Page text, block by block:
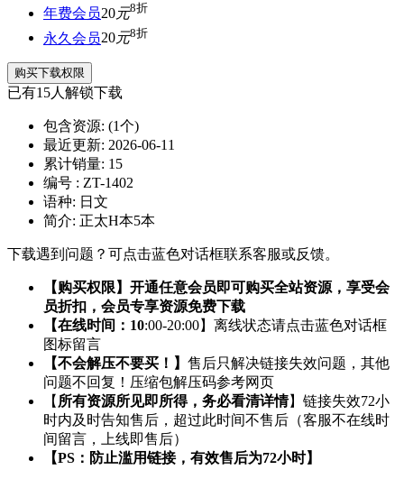
年费会员20元8折
永久会员20元8折
购买下载权限
已有15人解锁下载
包含资源: (1个)
最近更新: 2026-06-11
累计销量: 15
编号 : ZT-1402
语种: 日文
简介: 正太H本5本
下载遇到问题？可点击蓝色对话框联系客服或反馈。
【购买权限】开通任意会员即可购买全站资源，享受会
员折扣，会员专享资源免费下载
【在线时间：10:00-20:00】离线状态请点击蓝色对话框
图标留言
【不会解压不要买！】 售后只解决链接失效问题，其他
问题不回复！压缩包解压码参考网页
【 所有资源所见即所得，务必看清详情】链接失效72小
时内及时告知售后，超过此时间不售后（客服不在线时
间留言，上线即售后）
【PS：防止滥用链接，有效售后为72小时】